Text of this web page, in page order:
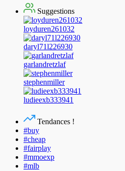
Suggestions
loyduren261032
daryl71l226930
garlandretzlaf
stephenmiller
ludieexb333941
Tendances !
#buy
#cheap
#fairplay
#mmoexp
#mlb